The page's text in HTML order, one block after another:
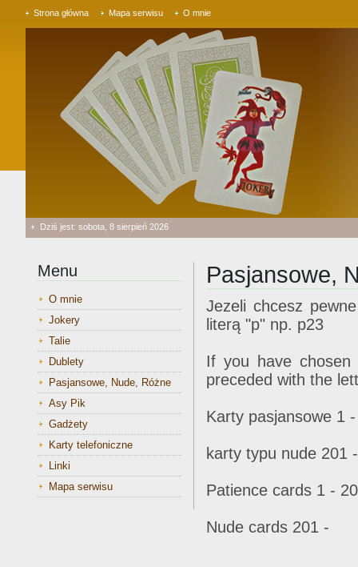
Strona główna Mapa serwisu O mnie
Dziś jest: sobota, 8 sierpień 2026
Menu
O mnie
Jokery
Talie
Dublety
Pasjansowe, Nude, Różne
Asy Pik
Gadżety
Karty telefoniczne
Linki
Mapa serwisu
Pasjansowe,
Jezeli chcesz
literą "p" np. p23
If you have
preceded with the
Karty pasjansowe 1
karty typu nude 201 -
Patience cards 1 -
Nude cards 201 -